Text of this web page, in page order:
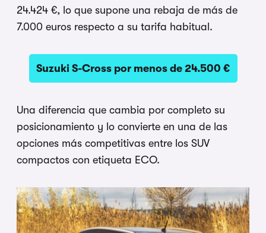
24.424 €, lo que supone una rebaja de más de
7.000 euros respecto a su tarifa habitual.
Suzuki S-Cross por menos de 24.500 €
Una diferencia que cambia por completo su
posicionamiento y lo convierte en una de las
opciones más competitivas entre los SUV
compactos con etiqueta ECO.